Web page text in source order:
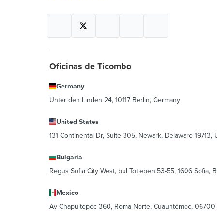
Oficinas de Ticombo
Germany
Unter den Linden 24, 10117 Berlin, Germany
United States
131 Continental Dr, Suite 305, Newark, Delaware 19713,
Bulgaria
Regus Sofia City West, bul Totleben 53-55, 1606 Sofia,
Mexico
Av Chapultepec 360, Roma Norte, Cuauhtémoc,